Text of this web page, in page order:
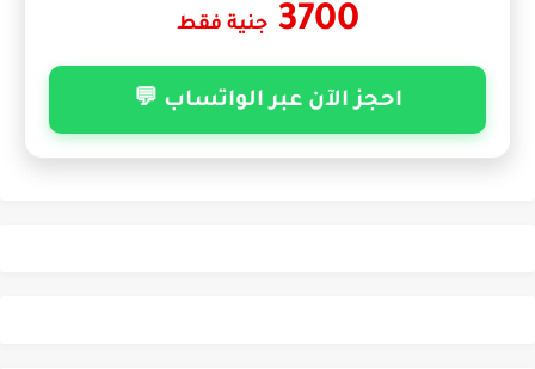
3700 جنية فقط
احجز الآن عبر الواتساب 💬